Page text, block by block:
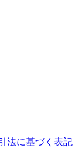
法に基づく表記